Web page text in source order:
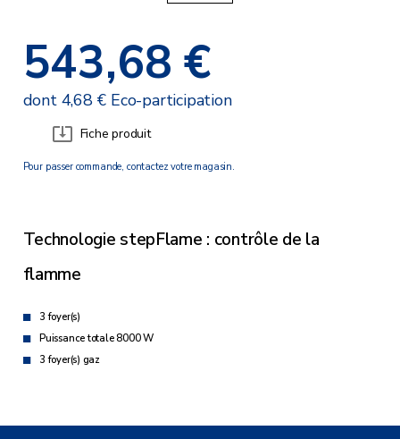
543,68 €
dont 4,68 € Eco-participation
Fiche produit
Pour passer commande, contactez votre magasin.
Technologie stepFlame : contrôle de la
flamme
3 foyer(s)
Puissance totale 8000 W
3 foyer(s) gaz